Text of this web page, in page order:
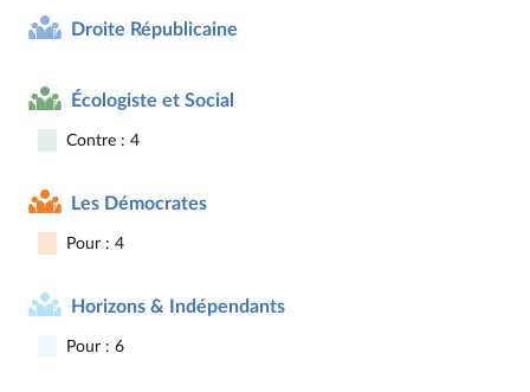
Droite Républicaine
Écologiste et Social
Contre : 4
Les Démocrates
Pour : 4
Horizons & Indépendants
Pour : 6